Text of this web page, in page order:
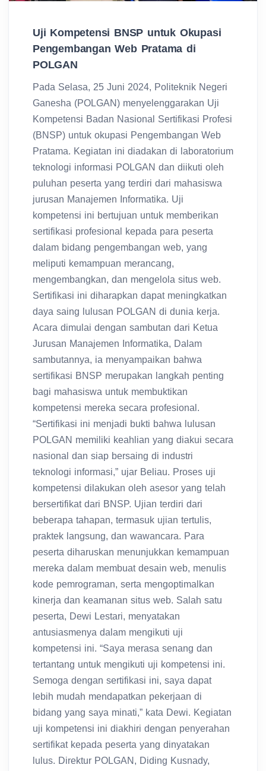
Uji Kompetensi BNSP untuk Okupasi
Pengembangan Web Pratama di
POLGAN
Pada Selasa, 25 Juni 2024, Politeknik Negeri
Ganesha (POLGAN) menyelenggarakan Uji
Kompetensi Badan Nasional Sertifikasi Profesi
(BNSP) untuk okupasi Pengembangan Web
Pratama. Kegiatan ini diadakan di laboratorium
teknologi informasi POLGAN dan diikuti oleh
puluhan peserta yang terdiri dari mahasiswa
jurusan Manajemen Informatika. Uji
kompetensi ini bertujuan untuk memberikan
sertifikasi profesional kepada para peserta
dalam bidang pengembangan web, yang
meliputi kemampuan merancang,
mengembangkan, dan mengelola situs web.
Sertifikasi ini diharapkan dapat meningkatkan
daya saing lulusan POLGAN di dunia kerja.
Acara dimulai dengan sambutan dari Ketua
Jurusan Manajemen Informatika, Dalam
sambutannya, ia menyampaikan bahwa
sertifikasi BNSP merupakan langkah penting
bagi mahasiswa untuk membuktikan
kompetensi mereka secara profesional.
“Sertifikasi ini menjadi bukti bahwa lulusan
POLGAN memiliki keahlian yang diakui secara
nasional dan siap bersaing di industri
teknologi informasi,” ujar Beliau. Proses uji
kompetensi dilakukan oleh asesor yang telah
bersertifikat dari BNSP. Ujian terdiri dari
beberapa tahapan, termasuk ujian tertulis,
praktek langsung, dan wawancara. Para
peserta diharuskan menunjukkan kemampuan
mereka dalam membuat desain web, menulis
kode pemrograman, serta mengoptimalkan
kinerja dan keamanan situs web. Salah satu
peserta, Dewi Lestari, menyatakan
antusiasmenya dalam mengikuti uji
kompetensi ini. “Saya merasa senang dan
tertantang untuk mengikuti uji kompetensi ini.
Semoga dengan sertifikasi ini, saya dapat
lebih mudah mendapatkan pekerjaan di
bidang yang saya minati,” kata Dewi. Kegiatan
uji kompetensi ini diakhiri dengan penyerahan
sertifikat kepada peserta yang dinyatakan
lulus. Direktur POLGAN, Diding Kusnady,